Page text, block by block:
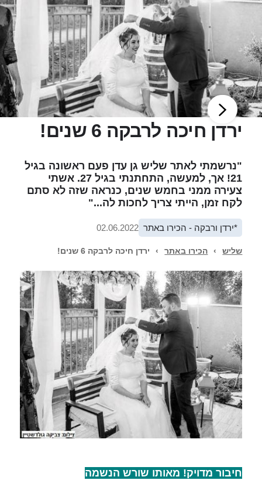
ירדן חיכה לרבקה 6 שנים!
"נרשמתי לאתר שליש גן עדן פעם ראשונה בגיל
21! אך, למעשה, התחתנתי בגיל 27. אשתי
צעירה ממני בחמש שנים, כנראה שזה לא סתם
לקח זמן, הייתי צריך לחכות לה..."
*ירדן ורבקה - הכירו באתר 02.06.2022
שליש › הכירו באתר › ירדן חיכה לרבקה 6 שנים!
חיבור מדויק! מאותו שורש הנשמה